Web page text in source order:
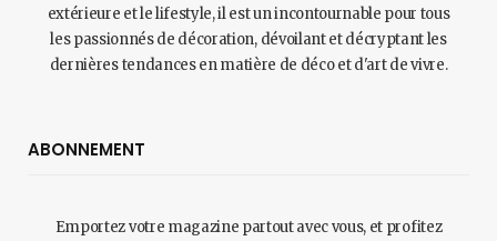
extérieure et le lifestyle, il est un incontournable pour tous
les passionnés de décoration, dévoilant et décryptant les
dernières tendances en matière de déco et d'art de vivre.
ABONNEMENT
Emportez votre magazine partout avec vous, et profitez